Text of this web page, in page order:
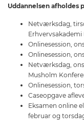
Uddannelsen afholdes
Netværksdag,
Erhvervsakademi
Onlinesession,
Onlinesession,
Netværksdag,
Musholm
Onlinesession,
Caseopgave
Eksamen online
februar og